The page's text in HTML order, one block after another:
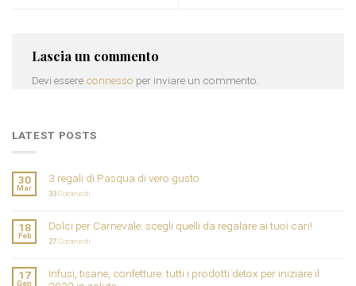
Lascia un commento
Devi essere connesso per inviare un commento.
LATEST POSTS
30
Mar
3 regali di Pasqua di vero gusto
33Commenti
18
Feb
Dolci per Carnevale: scegli quelli da regalare ai tuoi cari!
27Commenti
17
Gen
Infusi, tisane, confetture: tutti i prodotti detox per iniziare il